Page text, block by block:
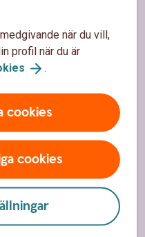
när du vill,
profil när du är
.
cookies
cookies